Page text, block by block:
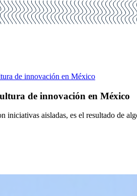
de innovación en México
de innovación en México
iniciativas aisladas, es el resultado de